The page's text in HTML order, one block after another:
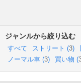
ジャンルから絞り込む
すべて ストリート (3)
ノーマル車 (3) 買い物 (